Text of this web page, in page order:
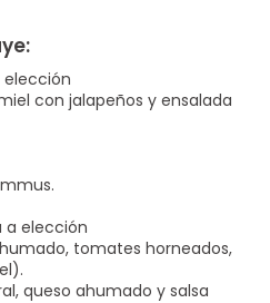
elección
con jalapeños y ensalada
a elección
tomates horneados,
queso ahumado y salsa